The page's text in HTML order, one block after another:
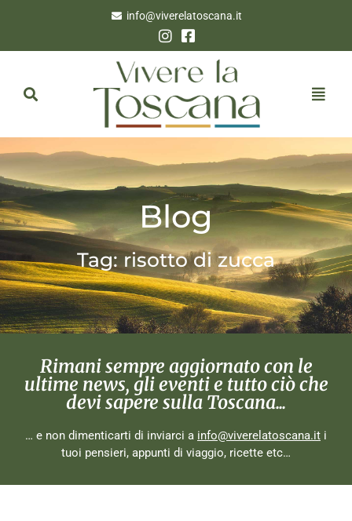
info@viverelatoscana.it
Blog
Tag: risotto di zucca
Rimani sempre aggiornato con le
ultime news, gli eventi e tutto ciò che
devi sapere sulla Toscana...
… e non dimenticarti di inviarci a info@viverelatoscana.it i
tuoi pensieri, appunti di viaggio, ricette etc…